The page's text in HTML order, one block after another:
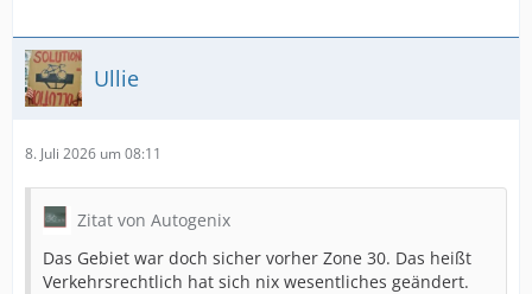
Ullie
8. Juli 2026 um 08:11
Zitat von Autogenix
Das Gebiet war doch sicher vorher Zone 30. Das heißt
Verkehrsrechtlich hat sich nix wesentliches geändert.